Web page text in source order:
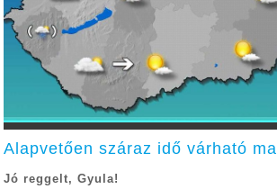
Alapvetően száraz idő várható ma
Jó reggelt, Gyula!